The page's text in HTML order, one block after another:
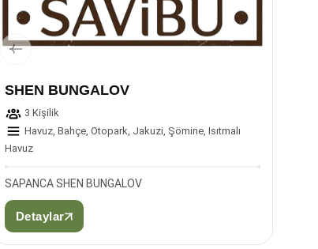
SHEN BUNGALOV
3 Kişilik
Havuz, Bahçe, Otopark, Jakuzi, Şömine, Isıtmalı
Havuz
SAPANCA SHEN BUNGALOV
Detaylar